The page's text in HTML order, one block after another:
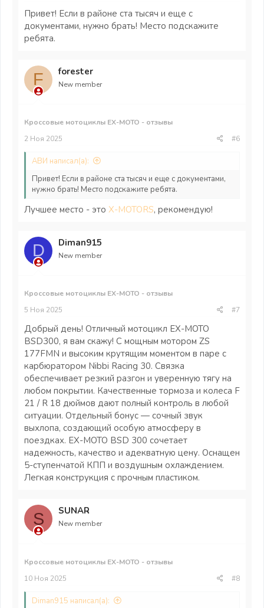
Привет! Если в районе ста тысяч и еще с
документами, нужно брать! Место подскажите
ребята.
F forester
New member
Кроссовые мотоциклы EX-MOTO - отзывы
2 Ноя 2025
#6
АВИ написал(а):
Привет! Если в районе ста тысяч и еще с документами,
нужно брать! Место подскажите ребята.
Лучшее место - это X-MOTORS, рекомендую!
D Diman915
New member
Кроссовые мотоциклы EX-MOTO - отзывы
5 Ноя 2025
#7
Добрый день! Отличный мотоцикл EX-MOTO
BSD300, я вам скажу! С мощным мотором ZS
177FМN и высоким крутящим моментом в паре с
карбюратором Nibbi Racing 30. Связка
обеспечивает резкий разгон и уверенную тягу на
любом покрытии. Качественные тормоза и колеса F
21 / R 18 дюймов дают полный контроль в любой
ситуации. Отдельный бонус — сочный звук
выхлопа, создающий особую атмосферу в
поездках. EX-MOTO BSD 300 сочетает
надежность, качество и адекватную цену. Оснащен
5-ступенчатой КПП и воздушным охлаждением.
Легкая конструкция с прочным пластиком.
S SUNAR
New member
Кроссовые мотоциклы EX-MOTO - отзывы
10 Ноя 2025
#8
Diman915 написал(а):